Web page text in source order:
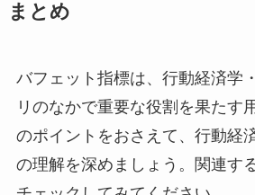
まとめ
バフェット指標は、行動経済学
リのなかで重要な役割を果たす
のポイントをおさえて、行動経
の理解を深めましょう。関連す